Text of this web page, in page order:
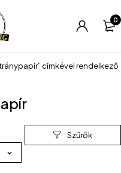
0
címkével rendelkező